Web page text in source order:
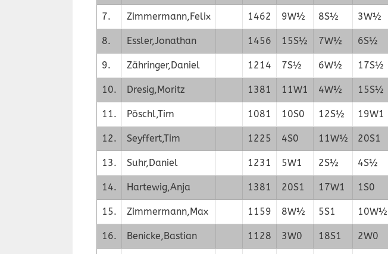
7. Zimmermann,Felix 1462 9W½ 8S½ 3W½
8. Essler,Jonathan 1456 15S½ 7W½ 6S½
9. Zähringer,Daniel 1214 7S½ 6W½ 17S½
10. Dresig,Moritz 1381 11W1 4W½ 15S½
11. Pöschl,Tim 1081 10S0 12S½ 19W1
12. Seyffert,Tim 1225 4S0 11W½ 20S1
13. Suhr,Daniel 1231 5W1 2S½ 4S½
14. Hartewig,Anja 1381 20S1 17W1 1S0
15. Zimmermann,Max 1159 8W½ 5S1 10W½
16. Benicke,Bastian 1128 3W0 18S1 2W0